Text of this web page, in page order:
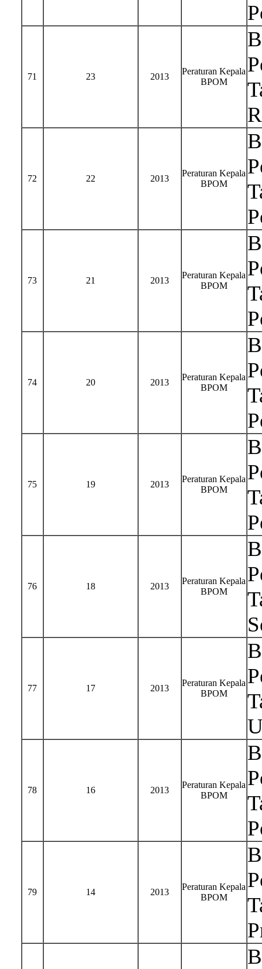
71 23 2013
Peraturan Kepala
BPOM
72 22 2013
Peraturan Kepala
BPOM
73 21 2013
Peraturan Kepala
BPOM
74 20 2013
Peraturan Kepala
BPOM
75 19 2013
Peraturan Kepala
BPOM
76 18 2013
Peraturan Kepala
BPOM
77 17 2013
Peraturan Kepala
BPOM
78 16 2013
Peraturan Kepala
BPOM
79 14 2013
Peraturan Kepala
BPOM